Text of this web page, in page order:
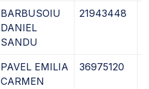
BARBUSOIU
DANIEL
SANDU
21943448
PAVEL EMILIA
CARMEN
36975120